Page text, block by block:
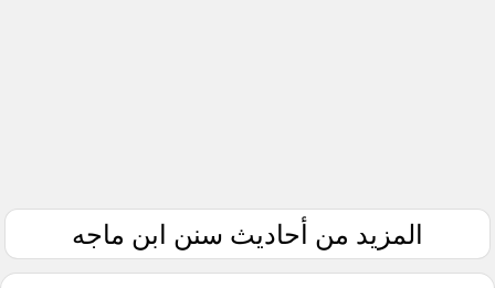
المزيد من أحاديث سنن ابن ماجه